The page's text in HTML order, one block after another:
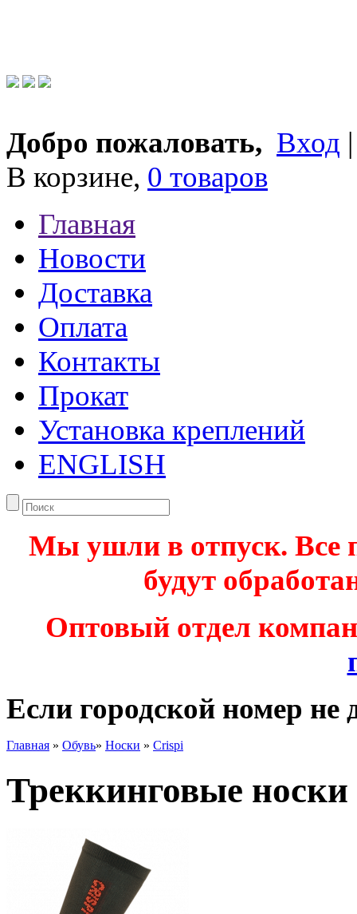
Добро пожаловать, Вход
В корзине, 0 товаров
Главная
Новости
Доставка
Оплата
Контакты
Прокат
Установка креплений
ENGLISH
Мы ушли в отпуск. Все
будут
Оптовый отдел
Если городской номер не
Главная » Обувь» Носки » Crispi
Треккинговые